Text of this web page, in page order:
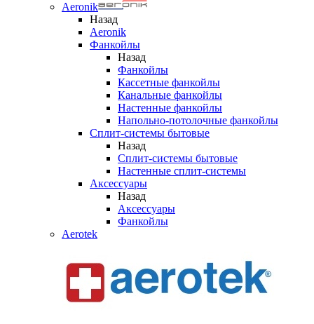
Aeronik
Назад
Aeronik
Фанкойлы
Назад
Фанкойлы
Кассетные фанкойлы
Канальные фанкойлы
Настенные фанкойлы
Напольно-потолочные фанкойлы
Сплит-системы бытовые
Назад
Сплит-системы бытовые
Настенные сплит-системы
Аксессуары
Назад
Аксессуары
Фанкойлы
Aerotek